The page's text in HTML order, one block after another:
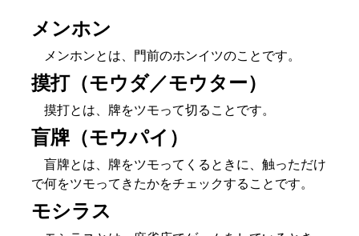
メンホン
メンホンとは、門前のホンイツのことです。
摸打（モウダ／モウター）
摸打とは、牌をツモって切ることです。
盲牌（モウパイ）
盲牌とは、牌をツモってくるときに、触っただけ
で何をツモってきたかをチェックすることです。
モシラス